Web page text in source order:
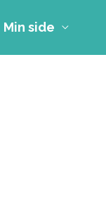
Min side